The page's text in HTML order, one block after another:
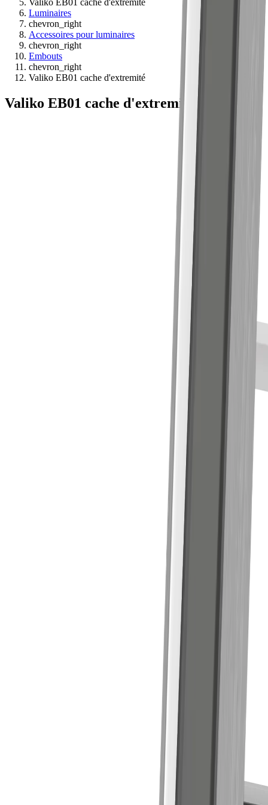
Luminaires
chevron_right
Accessoires pour luminaires
chevron_right
Embouts
chevron_right
Valiko EB01 cache d'extremité
Valiko EB01 cache d'extremité